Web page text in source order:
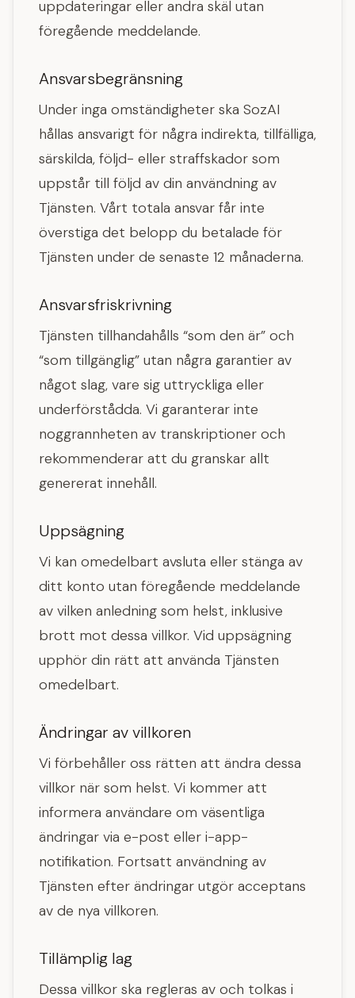
uppdateringar eller andra skäl utan
föregående meddelande.
Ansvarsbegränsning
Under inga omständigheter ska SozAI
hållas ansvarigt för några indirekta, tillfälliga,
särskilda, följd- eller straffskador som
uppstår till följd av din användning av
Tjänsten. Vårt totala ansvar får inte
överstiga det belopp du betalade för
Tjänsten under de senaste 12 månaderna.
Ansvarsfriskrivning
Tjänsten tillhandahålls “som den är” och
“som tillgänglig” utan några garantier av
något slag, vare sig uttryckliga eller
underförstådda. Vi garanterar inte
noggrannheten av transkriptioner och
rekommenderar att du granskar allt
genererat innehåll.
Uppsägning
Vi kan omedelbart avsluta eller stänga av
ditt konto utan föregående meddelande
av vilken anledning som helst, inklusive
brott mot dessa villkor. Vid uppsägning
upphör din rätt att använda Tjänsten
omedelbart.
Ändringar av villkoren
Vi förbehåller oss rätten att ändra dessa
villkor när som helst. Vi kommer att
informera användare om väsentliga
ändringar via e-post eller i-app-
notifikation. Fortsatt användning av
Tjänsten efter ändringar utgör acceptans
av de nya villkoren.
Tillämplig lag
Dessa villkor ska regleras av och tolkas i